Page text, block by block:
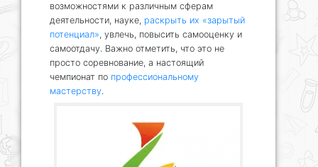
возможностями к различным сферам
деятельности, науке, раскрыть их «зарытый
потенциал», увлечь, повысить самооценку и
самоотдачу. Важно отметить, что это не
просто соревнование, а настоящий
чемпионат по профессиональному
мастерству.